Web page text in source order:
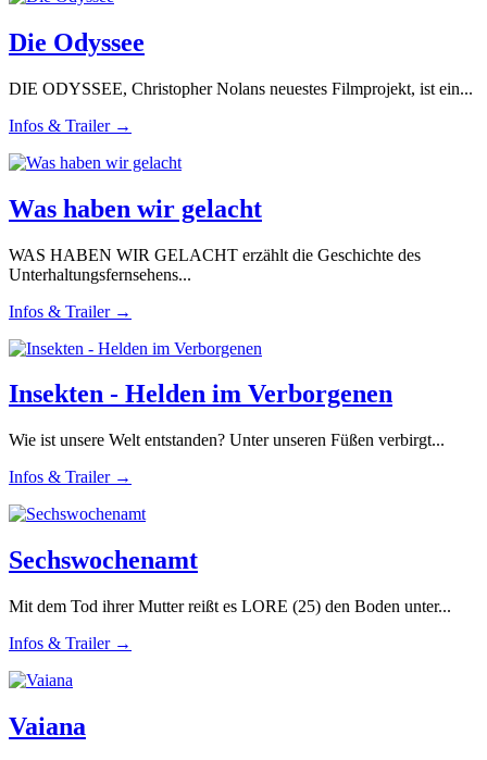
Die Odyssee
DIE ODYSSEE, Christopher Nolans neuestes Filmprojekt, ist ein...
Infos & Trailer →
Was haben wir gelacht
WAS HABEN WIR GELACHT erzählt die Geschichte des
Unterhaltungsfernsehens...
Infos & Trailer →
Insekten - Helden im Verborgenen
Wie ist unsere Welt entstanden? Unter unseren Füßen verbirgt...
Infos & Trailer →
Sechswochenamt
Mit dem Tod ihrer Mutter reißt es LORE (25) den Boden unter...
Infos & Trailer →
Vaiana